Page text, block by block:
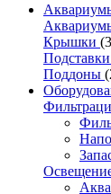
Крышки
Подставки
Поддоны